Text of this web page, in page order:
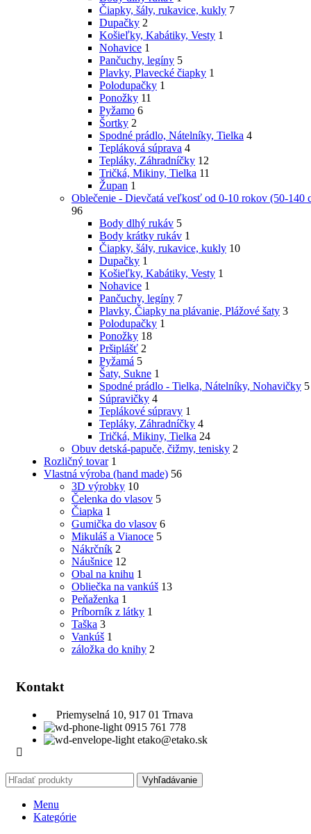
Čiapky, šály, rukavice, kukly 7
Dupačky 2
Košieľky, Kabátiky, Vesty 1
Nohavice 1
Pančuchy, legíny 5
Plavky, Plavecké čiapky 1
Polodupačky 1
Ponožky 11
Pyžamo 6
Šortky 2
Spodné prádlo, Nátelníky, Tielka 4
Tepláková súprava 4
Tepláky, Záhradníčky 12
Tričká, Mikiny, Tielka 11
Župan 1
Oblečenie - Dievčatá veľkosť od 0-10 rokov (50-140
96
Body dlhý rukáv 5
Body krátky rukáv 1
Čiapky, šály, rukavice, kukly 10
Dupačky 1
Košieľky, Kabátiky, Vesty 1
Nohavice 1
Pančuchy, legíny 7
Plavky, Čiapky na plávanie, Plážové šaty 3
Polodupačky 1
Ponožky 18
Pršiplášť 2
Pyžamá 5
Šaty, Sukne 1
Spodné prádlo - Tielka, Nátelníky, Nohavičky 5
Súpravičky 4
Teplákové súpravy 1
Tepláky, Záhradníčky 4
Tričká, Mikiny, Tielka 24
Obuv detská-papuče, čižmy, tenisky 2
Rozličný tovar 1
Vlastná výroba (hand made) 56
3D výrobky 10
Čelenka do vlasov 5
Čiapka 1
Gumička do vlasov 6
Mikuláš a Vianoce 5
Nákrčník 2
Náušnice 12
Obal na knihu 1
Obliečka na vankúš 13
Peňaženka 1
Príborník z látky 1
Taška 3
Vankúš 1
záložka do knihy 2
Kontakt
Priemyselná 10, 917 01 Trnava
0915 761 778
etako@etako.sk
Vyhľadávanie
Menu
Kategórie